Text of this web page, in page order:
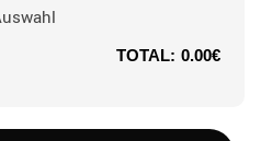
TOTAL: 0.00€